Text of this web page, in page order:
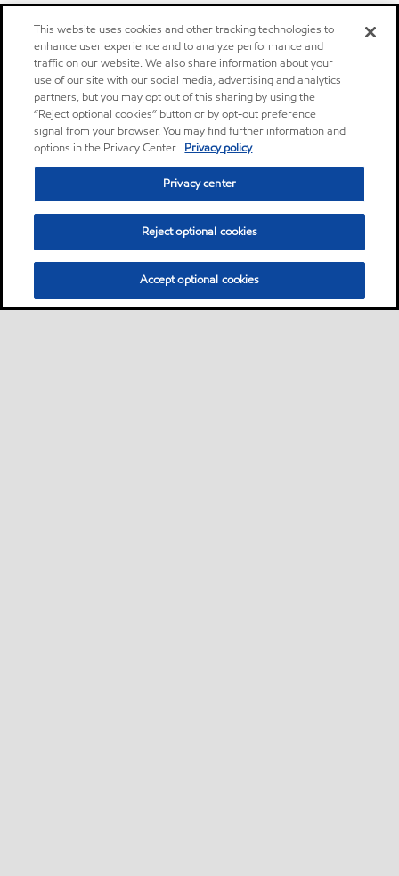
This website uses cookies and other tracking technologies to
enhance user experience and to analyze performance and
traffic on our website. We also share information about your
use of our site with our social media, advertising and analytics
partners, but you may opt out of this sharing by using the
“Reject optional cookies” button or by opt-out preference
signal from your browser. You may find further information and
options in the Privacy Center. Privacy policy
Privacy center
Reject optional cookies
Accept optional cookies